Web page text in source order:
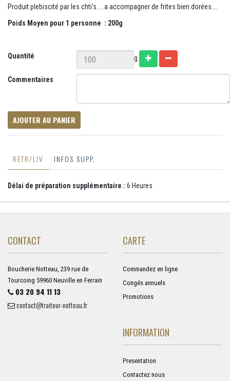
Produit plebiscité par les chti's.....a accompagner de frites bien dorées....
Poids Moyen pour 1 personne : 200g
Quantité g
Commentaires
AJOUTER AU PANIER
RETR/LIV INFOS SUPP.
Délai de préparation supplémentaire : 6 Heures
CONTACT
Boucherie Notteau, 239 rue de
Tourcoing 59960 Neuville en Ferrain
03 20 94 11 13
contact@traiteur-notteau.fr
CARTE
Commandez en ligne
Congés annuels
Promotions
INFORMATION
Presentation
Contactez nous